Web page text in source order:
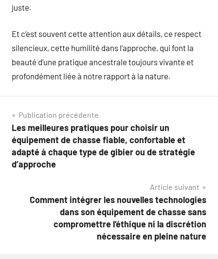
juste.
Et c’est souvent cette attention aux détails, ce respect
silencieux, cette humilité dans l’approche, qui font la
beauté d’une pratique ancestrale toujours vivante et
profondément liée à notre rapport à la nature.
Navigation
de
l’article
Publication précédente
Les meilleures pratiques pour choisir un
équipement de chasse fiable, confortable et
adapté à chaque type de gibier ou de stratégie
d’approche
Article suivant
Comment intégrer les nouvelles technologies
dans son équipement de chasse sans
compromettre l’éthique ni la discrétion
nécessaire en pleine nature